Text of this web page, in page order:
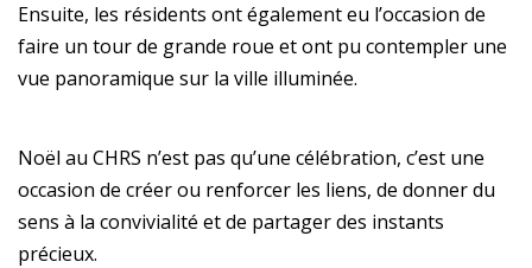
Ensuite, les résidents ont également eu l’occasion de
faire un tour de grande roue et ont pu contempler une
vue panoramique sur la ville illuminée.
Noël au CHRS n’est pas qu’une célébration, c’est une
occasion de créer ou renforcer les liens, de donner du
sens à la convivialité et de partager des instants
précieux.